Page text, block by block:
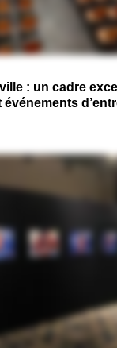
: un cadre